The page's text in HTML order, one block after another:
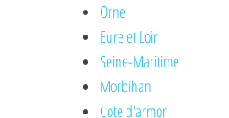
Orne
Eure et Loir
Seine-Maritime
Morbihan
Cote d'armor